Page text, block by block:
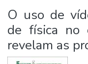
O uso de
de física no
revelam as